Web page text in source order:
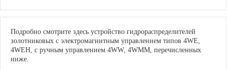
Подробно смотрите здесь устройство гидрораспределителей
золотниковых с электромагнитным управлением типов 4WE,
4WEH, с ручным управлением 4WW, 4WMM, перечисленных
ниже.